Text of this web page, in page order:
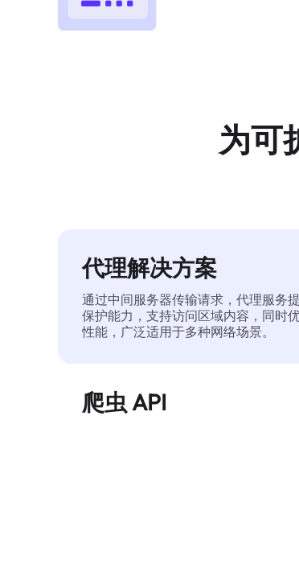
为可
代理解决方案
通过中间服务器传输请求，代理服务
保护能力，支持访问区域内容，同时
性能，广泛适用于多种网络场景。
爬虫 API